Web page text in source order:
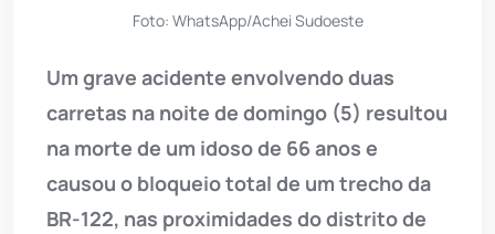
Foto: WhatsApp/Achei Sudoeste
Um grave acidente envolvendo duas
carretas na noite de domingo (5) resultou
na morte de um idoso de 66 anos e
causou o bloqueio total de um trecho da
BR-122, nas proximidades do distrito de